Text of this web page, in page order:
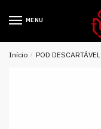
MENU
Início / POD DESCARTÁVEL